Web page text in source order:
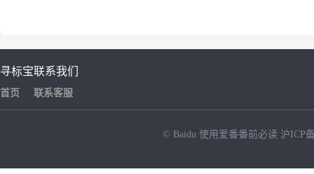
寻标宝
首页
联系我们
联系客服
© Baidu 使用爱番番前必读 沪ICP